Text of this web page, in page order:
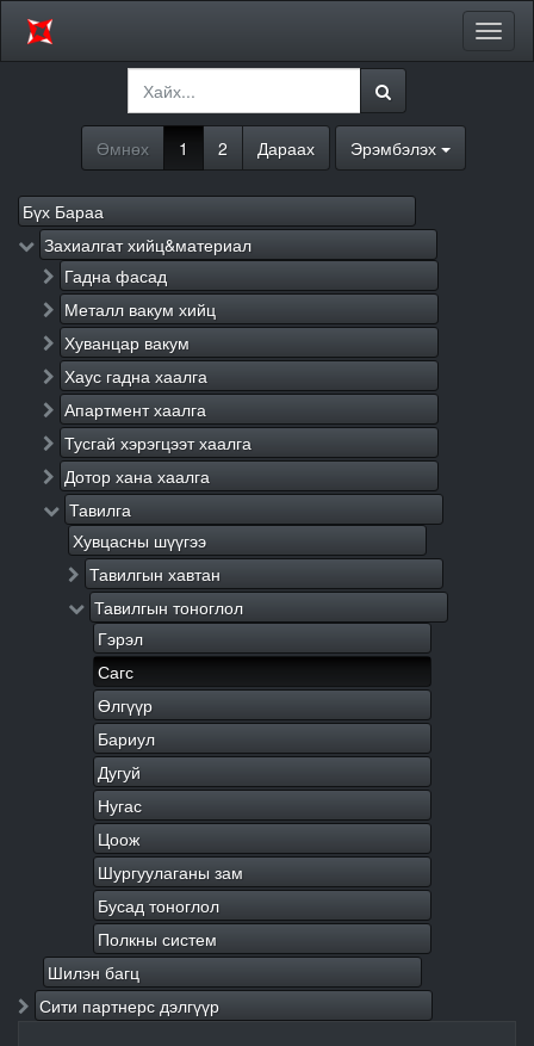
Өмнөх 1 2 Дараах Эрэмбэлэх
Бүх Бараа
Захиалгат хийц&материал
Гадна фасад
Металл вакум хийц
Хуванцар вакум
Хаус гадна хаалга
Апартмент хаалга
Тусгай хэрэгцээт хаалга
Дотор хана хаалга
Тавилга
Хувцасны шүүгээ
Тавилгын хавтан
Тавилгын тоноглол
Гэрэл
Сагс
Өлгүүр
Бариул
Дугуй
Нугас
Цоож
Шургуулаганы зам
Бусад тоноглол
Полкны систем
Шилэн багц
Сити партнерс дэлгүүр